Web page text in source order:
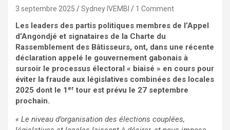
3 septembre 2025 Sydney IVEMBI 1 Comment
Les leaders des partis politiques membres de l’Appel
d’Angondjé et signataires de la Charte du
Rassemblement des Bâtisseurs, ont, dans une récente
déclaration appelé le gouvernement gabonais à
sursoir le processus électoral « biaisé » en cours pour
éviter la fraude aux législatives combinées des locales
2025 dont le 1 er tour est prévu le 27 septembre
prochain.
« Le niveau d’organisation des élections couplées,